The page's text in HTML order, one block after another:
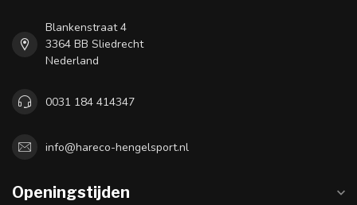
Blankenstraat 4
3364 BB Sliedrecht
Nederland
0031 184 414347
info@hareco-hengelsport.nl
Openingstijden